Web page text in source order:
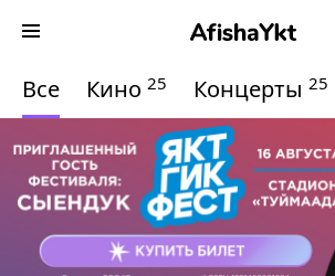
Все Кино 25 Концерты 25